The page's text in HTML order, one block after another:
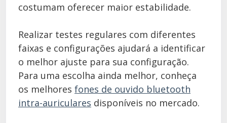
costumam oferecer maior estabilidade.
Realizar testes regulares com diferentes
faixas e configurações ajudará a identificar
o melhor ajuste para sua configuração.
Para uma escolha ainda melhor, conheça
os melhores fones de ouvido bluetooth
intra-auriculares disponíveis no mercado.